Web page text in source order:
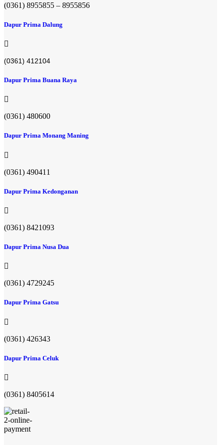
(0361) 8955855 – 8955856​
Dapur Prima Dalung
(0361) 412104
Dapur Prima Buana Raya
(0361) 480600
Dapur Prima Monang Maning
(0361) 490411​
Dapur Prima Kedonganan
(0361) 8421093
Dapur Prima Nusa Dua
(0361) 4729245
Dapur Prima Gatsu
(0361) 426343
Dapur Prima Celuk
(0361) 8405614